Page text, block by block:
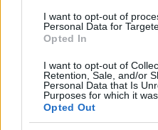
I want to opt-out of
Personal Data for
Opted In
I want to opt-out of
Retention, Sale, and/or
Personal Data that Is
Purposes for which it
Opted Out
Καλλιρρόη
Γιάννης Σίντος,
Καζάκου, Ντίνος
Μακρή, Ηρώ Πεκτέση
Στον ρόλο του